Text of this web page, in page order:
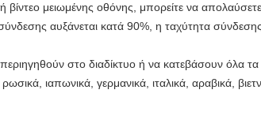
μειωμένης οθόνης, μπορείτε να απολαύσετε
αυξάνεται κατά 90%, η ταχύτητα
στο διαδίκτυο ή να κατεβάσουν όλα
ιαπωνικά, γερμανικά, ιταλικά, αραβικά,